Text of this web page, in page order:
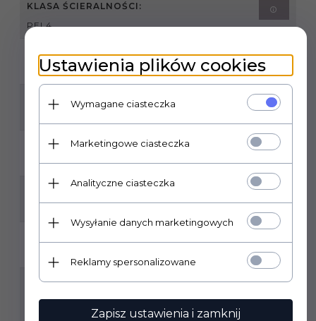
KLASA ŚCIERALNOŚCI:
PEI 4
TAK
ILOŚĆ SZTUK W OPAKOWANIU:
ILOŚĆ M2 W OPAKOWANIU:
1,44
RODZAJ POWIERZCHNI:
POMIESZCZENIA:
HOL I PRZEDPOKÓJ, KUCHNIA, ŁAZIENKA, SALON,
OBIEKT INWESTYCYJNY, ELEWACJA
Ustawienia plików cookies
Wymagane ciasteczka
Marketingowe ciasteczka
Analityczne ciasteczka
Wysyłanie danych marketingowych
Reklamy spersonalizowane
Zapisz ustawienia i zamknij